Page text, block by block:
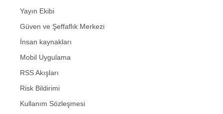
Yayın Ekibi
Güven ve Şeffaflık Merkezi
İnsan kaynakları
Mobil Uygulama
RSS Akışları
Risk Bildirimi
Kullanım Sözleşmesi